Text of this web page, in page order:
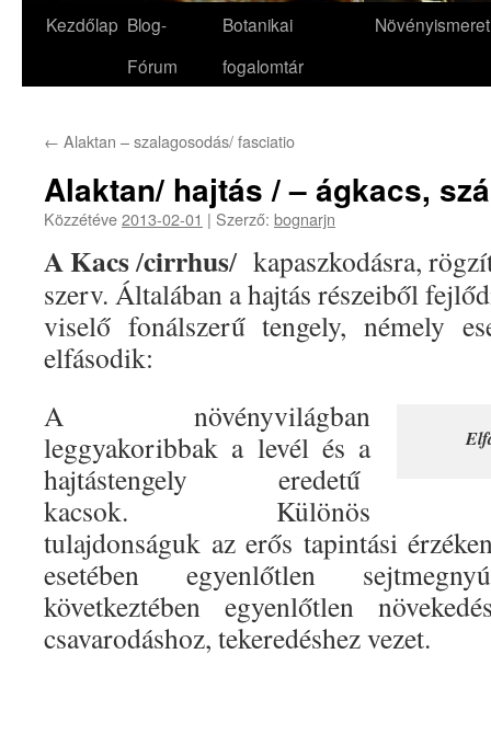
Kezdőlap Blog-
Fórum
Botanikai
fogalomtár
Növényismeret
← Alaktan – szalagosodás/ fasciatio
Alaktan/ hajtás / – ágkacs,
Közzétéve2013-02-01 | Szerző: bognarjn
A Kacs/cirrhus/ kapaszkodásra,
szerv. Általában a hajtás részeiből
viselő fonálszerű tengely, némely
elfásodik:
A növényvilágban
leggyakoribbak a levél és a
hajtástengely eredetű
kacsok. Különös
tulajdonságuk az erős tapintási
esetében egyenlőtlen
következtében egyenlőtlen
csavarodáshoz, tekeredéshez vezet.